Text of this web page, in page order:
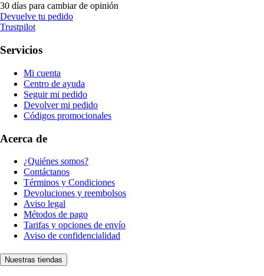
30 días para cambiar de opinión
Devuelve tu pedido
Trustpilot
Servicios
Mi cuenta
Centro de ayuda
Seguir mi pedido
Devolver mi pedido
Códigos promocionales
Acerca de
¿Quiénes somos?
Contáctanos
Términos y Condiciones
Devoluciones y reembolsos
Aviso legal
Métodos de pago
Tarifas y opciones de envío
Aviso de confidencialidad
Nuestras tiendas